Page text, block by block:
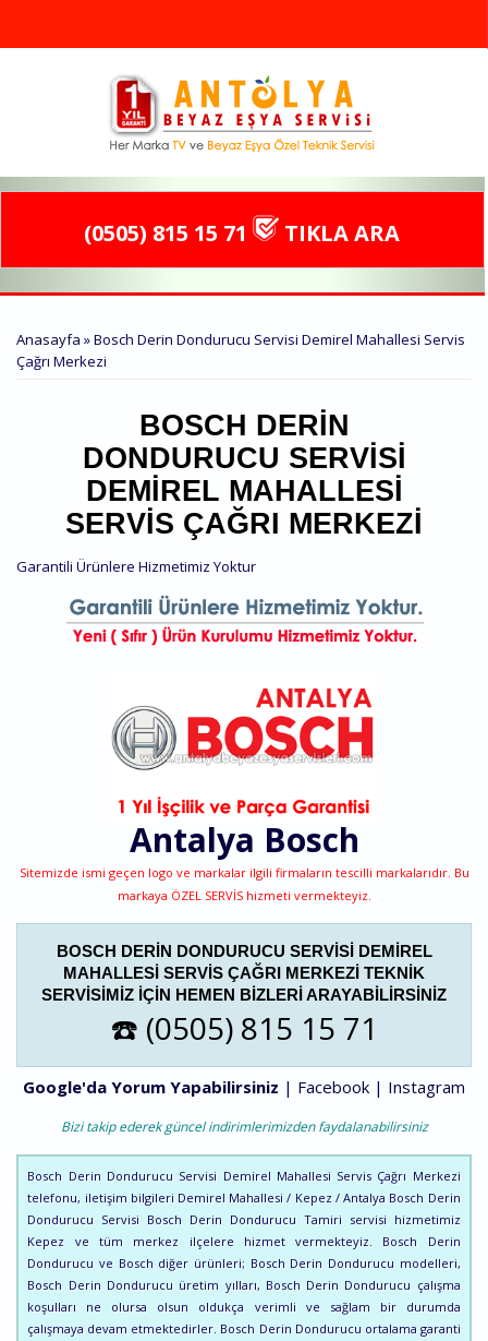
(0505) 815 15 71 TIKLA ARA
BURADASINIZ
Anasayfa » Bosch Derin Dondurucu Servisi Demirel Mahallesi Servis
Çağrı Merkezi
BOSCH DERIN
DONDURUCU SERVISI
DEMIREL MAHALLESI
SERVIS ÇAĞRI MERKEZI
Garantili Ürünlere Hizmetimiz Yoktur
Antalya Bosch
Sitemizde ismi geçen logo ve markalar ilgili firmaların tescilli markalarıdır. Bu
markaya ÖZEL SERVİS hizmeti vermekteyiz.
BOSCH DERIN DONDURUCU SERVISI DEMIREL
MAHALLESI SERVIS ÇAĞRI MERKEZI TEKNIK
SERVISIMIZ IÇIN HEMEN BIZLERI ARAYABILIRSINIZ
☎️ (0505) 815 15 71
Google'da Yorum Yapabilirsiniz | Facebook | Instagram
Bizi takip ederek güncel indirimlerimizden faydalanabilirsiniz
Bosch Derin Dondurucu Servisi Demirel Mahallesi Servis Çağrı Merkezi
telefonu, iletişim bilgileri Demirel Mahallesi / Kepez / Antalya Bosch Derin
Dondurucu Servisi Bosch Derin Dondurucu Tamiri servisi hizmetimiz
Kepez ve tüm merkez ilçelere hizmet vermekteyiz. Bosch Derin
Dondurucu ve Bosch diğer ürünleri; Bosch Derin Dondurucu modelleri,
Bosch Derin Dondurucu üretim yılları, Bosch Derin Dondurucu çalışma
koşulları ne olursa olsun oldukça verimli ve sağlam bir durumda
çalışmaya devam etmektedirler. Bosch Derin Dondurucu ortalama garanti